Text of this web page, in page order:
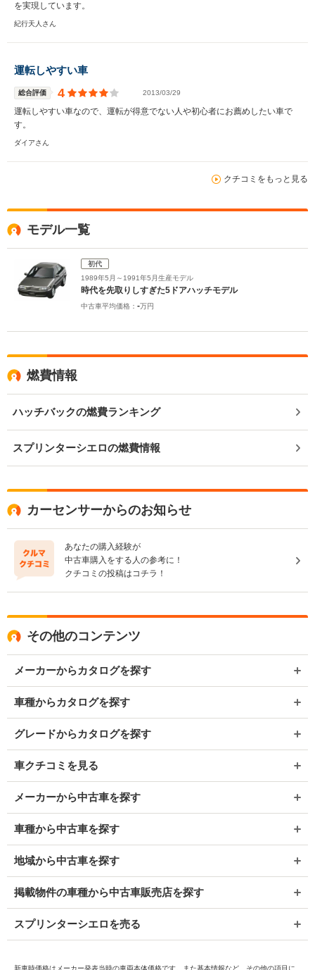
を実現しています。
紀行天人さん
運転しやすい車
総合評価 4 2013/03/29
運転しやすい車なので、運転が得意でない人や初心者にお薦めしたい車で
す。
ダイアさん
クチコミをもっと見る
モデル一覧
初代
1989年5月～1991年5月生産モデル
時代を先取りしすぎた5ドアハッチモデル
中古車平均価格： -万円
燃費情報
ハッチバックの燃費ランキング
スプリンターシエロの燃費情報
カーセンサーからのお知らせ
あなたの購入経験が
中古車購入をする人の参考に！
クチコミの投稿はコチラ！
その他のコンテンツ
メーカーからカタログを探す
車種からカタログを探す
グレードからカタログを探す
車クチコミを見る
メーカーから中古車を探す
車種から中古車を探す
地域から中古車を探す
掲載物件の車種から中古車販売店を探す
スプリンターシエロを売る